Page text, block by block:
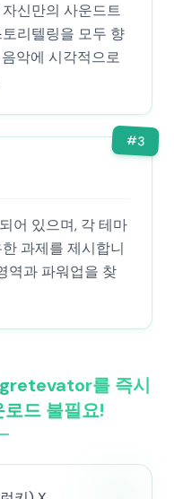
신만의 사운드트
리텔링을 모두 향
악에 시각적으로
#3
어 있으며, 각 테마
과제를 제시합니
역과 파워업을 찾
를 즉시
드 불필요!